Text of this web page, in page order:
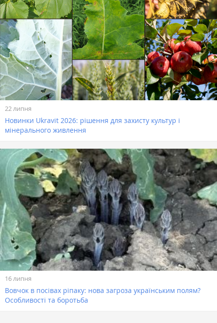
22 липня
Новинки Ukravit 2026: рішення для захисту культур і
мінерального живлення
16 липня
Вовчок в посівах ріпаку: нова загроза українським полям?
Особливості та боротьба